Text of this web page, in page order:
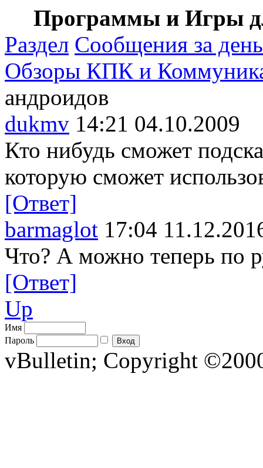
Программы и Игры
Раздел Сообщения за день
Обзоры КПК и
андроидов
dukmv 14:21 04.10.2009
Кто нибудь сможет
которую сможет
[Ответ]
barmaglot 17:04
Что? А можно теперь по
[Ответ]
Up
Имя
Пароль
vBulletin; Copyright